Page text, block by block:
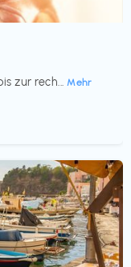
zur rech... Mehr